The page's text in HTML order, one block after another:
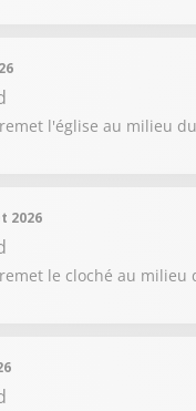
l'église au milieu
2026
le cloché au milieu